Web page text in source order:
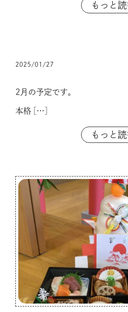
もっと
2025/01/27
2月の予定です。
本格 […]
もっと